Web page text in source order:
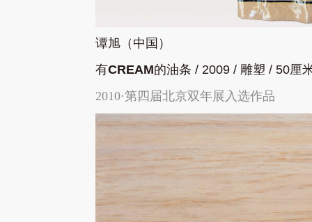
谭旭（中国）
有CREAM的油条 / 2009 / 雕塑 / 50厘
2010·第四届北京双年展入选作品